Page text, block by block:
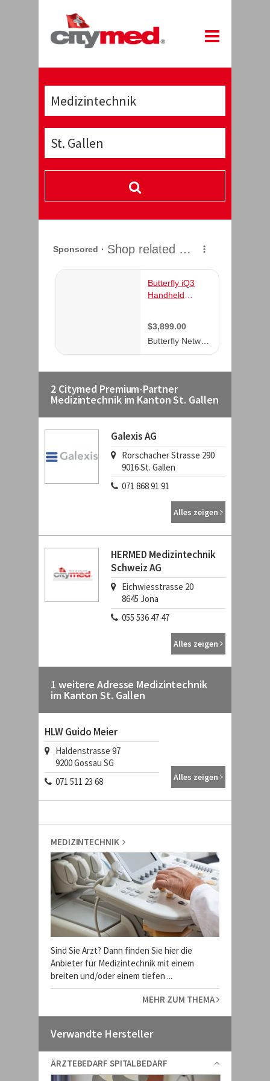
2 Citymed Premium-Partner
Medizintechnik im Kanton St. Gallen
Galexis AG
Rorschacher Strasse 290
9016St. Gallen
071 868 91 91
Alles zeigen
HERMED Medizintechnik
Schweiz AG
Eichwiesstrasse 20
8645 Jona
055 536 47 47
Alles zeigen
1 weitere Adresse Medizintechnik
im Kanton St. Gallen
HLW Guido Meier
Haldenstrasse 97
9200Gossau SG
071 511 23 68
Alles zeigen
MEDIZINTECHNIK
Sind Sie Arzt? Dann finden Sie hier die
Anbieter für Medizintechnik mit einem
breiten und/oder einem tiefen ...
MEHR ZUM THEMA
Verwandte Hersteller
ÄRZTEBEDARF SPITALBEDARF